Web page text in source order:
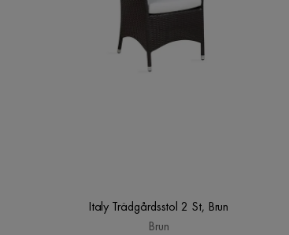
Italy Trädgårdsstol 2 St, Brun
Brun